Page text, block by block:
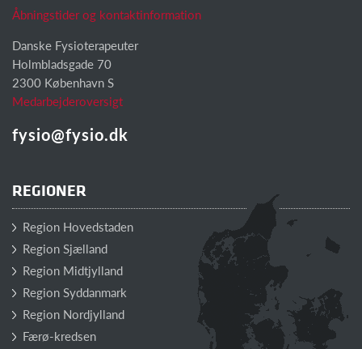
Åbningstider og kontaktinformation
Danske Fysioterapeuter
Holmbladsgade 70
2300 København S
Medarbejderoversigt
fysio@fysio.dk
REGIONER
Region Hovedstaden
Region Sjælland
Region Midtjylland
Region Syddanmark
Region Nordjylland
Færø-kredsen